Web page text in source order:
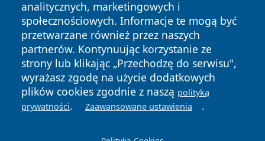
analitycznych, marketingowych i
społecznościowych. Informacje te mogą być
przetwarzane również przez naszych
partnerów. Kontynuując korzystanie ze
strony lub klikając „Przechodzę do serwisu",
wyrażasz zgodę na użycie dodatkowych
plików cookies zgodnie z naszą polityką
prywatności. Zaawansowane ustawienia .
zastrzeżone.
News Autorzy
Polityka
Prywatności
Polityka
Cookies